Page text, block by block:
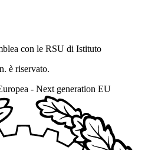
con le RSU di Istituto
è riservato.